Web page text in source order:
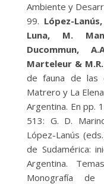
Ambiente y
López-
Luna, M.
Ducommun,
Marteleur &
de fauna de las
Matrero y La
Argentina. En
513: G. D.
López-Lanús
de Sudamérica:
Argentina.
Monografía